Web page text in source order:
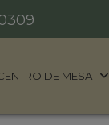
DE MESA